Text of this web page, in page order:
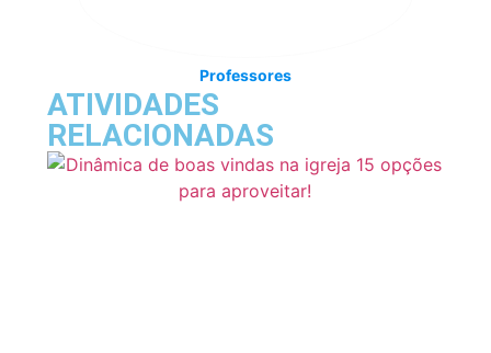
Professores
ATIVIDADES
RELACIONADAS